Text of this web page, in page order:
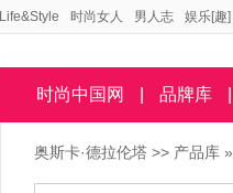
Life&Style 时尚女人 男人志 娱乐[趣]
时尚中国网 品牌库
奥斯卡·德拉伦塔 >> 产品库 »